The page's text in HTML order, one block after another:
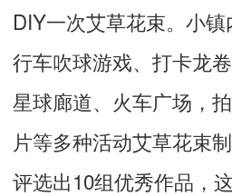
DIY一次艾草花束。小
行车吹球游戏、打卡龙
星球廊道、火车广场，
片等多种活动艾草花束
评选出10组优秀作品，